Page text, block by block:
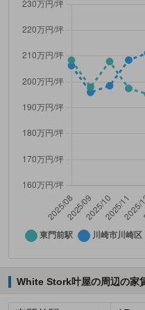
White Stork叶屋の周辺の家